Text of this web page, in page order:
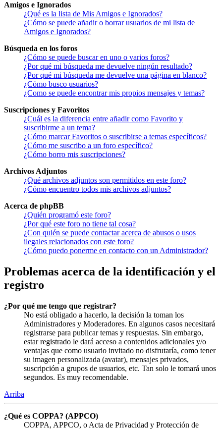
Amigos e Ignorados
¿Qué es la lista de Mis Amigos e Ignorados?
¿Cómo se puede añadir o borrar usuarios de mi lista de
Amigos e Ignorados?
Búsqueda en los foros
¿Cómo se puede buscar en uno o varios foros?
¿Por qué mi búsqueda me devuelve ningún resultado?
¿Por qué mi búsqueda me devuelve una página en blanco?
¿Cómo busco usuarios?
¿Como se puede encontrar mis propios mensajes y temas?
Suscripciones y Favoritos
¿Cuál es la diferencia entre añadir como Favorito y
suscribirme a un tema?
¿Cómo marcar Favoritos o suscribirse a temas específicos?
¿Cómo me suscribo a un foro específico?
¿Cómo borro mis suscripciones?
Archivos Adjuntos
¿Qué archivos adjuntos son permitidos en este foro?
¿Cómo encuentro todos mis archivos adjuntos?
Acerca de phpBB
¿Quién programó este foro?
¿Por qué este foro no tiene tal cosa?
¿Con quién se puede contactar acerca de abusos o usos
ilegales relacionados con este foro?
¿Cómo puedo ponerme en contacto con un Administrador?
Problemas acerca de la identificación y el
registro
¿Por qué me tengo que registrar?
No está obligado a hacerlo, la decisión la toman los
Administradores y Moderadores. En algunos casos necesitará
registrarse para publicar temas y respuestas. Sin embargo,
estar registrado le dará acceso a contenidos adicionales y/o
ventajas que como usuario invitado no disfrutaría, como tener
su imagen personalizada (avatar), mensajes privados,
suscripción a grupos de usuarios, etc. Tan solo le tomará unos
segundos. Es muy recomendable.
Arriba
¿Qué es COPPA? (APPCO)
COPPA, APPCO, o Acta de Privacidad y Protección de